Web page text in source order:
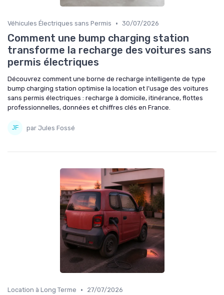
Véhicules Électriques sans Permis • 30/07/2026
Comment une bump charging station
transforme la recharge des voitures sans
permis électriques
Découvrez comment une borne de recharge intelligente de type
bump charging station optimise la location et l’usage des voitures
sans permis électriques : recharge à domicile, itinérance, flottes
professionnelles, données et chiffres clés en France.
par Jules Fossé
Location à Long Terme • 27/07/2026